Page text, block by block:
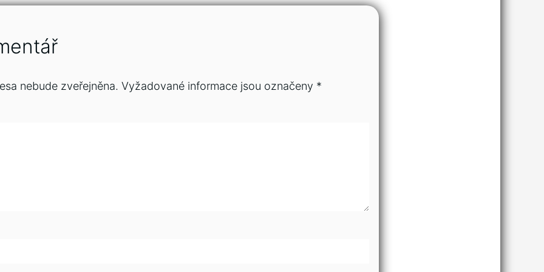
nebude zveřejněna. Vyžadované informace jsou označeny *